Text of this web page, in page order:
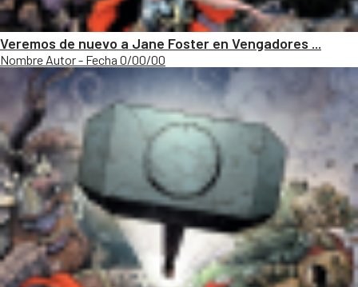
Veremos de nuevo a Jane Foster en Vengadores ...
Nombre Autor - Fecha 0/00/00